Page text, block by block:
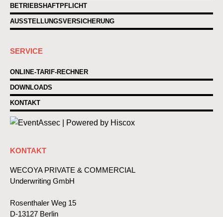
BETRIEBSHAFTPFLICHT
AUSSTELLUNGSVERSICHERUNG
SERVICE
ONLINE-TARIF-RECHNER
DOWNLOADS
KONTAKT
KONTAKT
WECOYA PRIVATE & COMMERCIAL
Underwriting GmbH
Rosenthaler Weg 15
D-13127 Berlin